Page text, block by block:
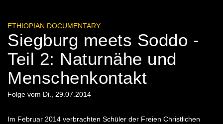
ETHIOPIAN DOCUMENTARY
Siegburg meets Soddo -
Teil 2: Naturnähe und
Menschenkontakt
Folge vom Di., 29.07.2014
Im Februar 2014 verbrachten Schüler der Freien Christlichen